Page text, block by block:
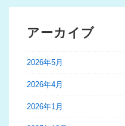
アーカイブ
2026年5月
2026年4月
2026年1月